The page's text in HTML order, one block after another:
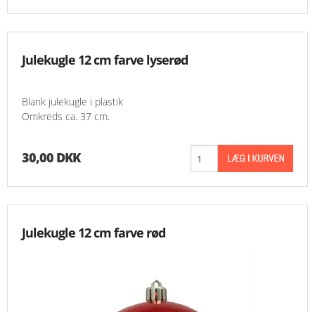
Julekugle 12 cm farve lyserød
Blank julekugle i plastik
Omkreds ca. 37 cm.
30,00 DKK
Julekugle 12 cm farve rød